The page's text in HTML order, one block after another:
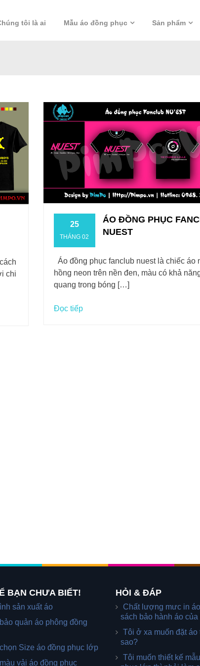
tôi là ai Mẫu áo đồng phục Sản phẩm
chi
25
THÁNG 02
ÁO ĐỒNG PHỤC
NUEST
Áo đồng phục fanclub nuest là chiếc áo
hồng neon trên nền đen, màu có khả
quang trong bóng […]
Đọc tiếp
BẠN CHƯA BIẾT!
sản xuất áo
quản áo phông đồng
Size áo đồng phục lớp
vải áo đồng phục
HỎI & ĐÁP
Chất lượng mưc in
sách bảo hành áo
Tôi ở xa muốn đặt áo
sao?
Tôi muốn thiết kế